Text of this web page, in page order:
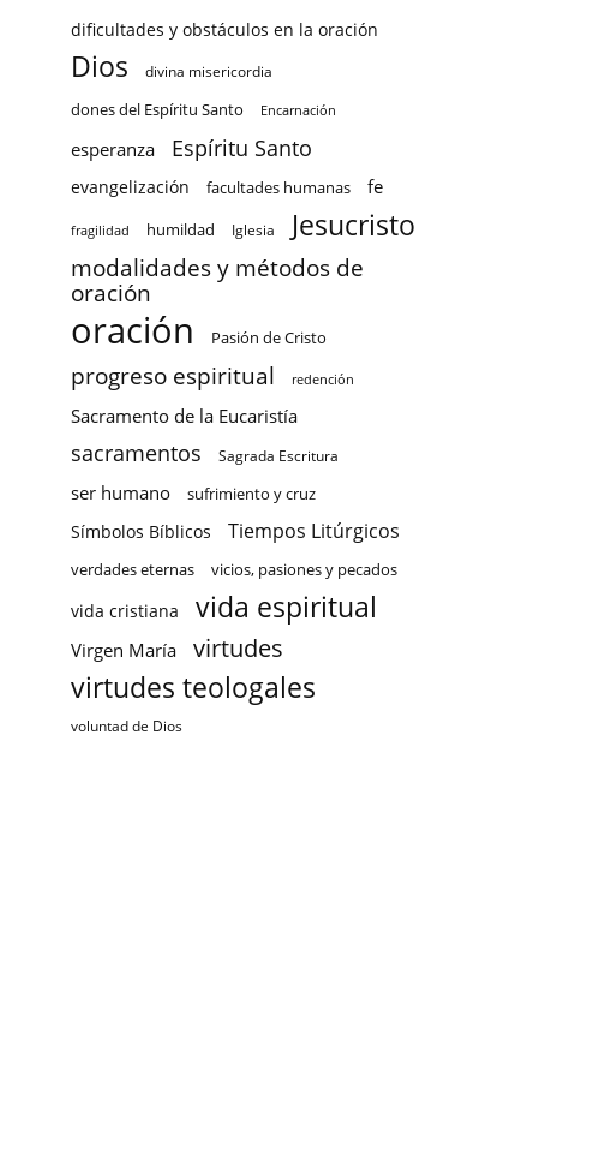
dificultades y obstáculos en la oración
Dios divina misericordia
dones del Espíritu Santo Encarnación
esperanza Espíritu Santo
evangelización facultades humanas fe
fragilidad humildad Iglesia Jesucristo
modalidades y métodos de
oración
oración Pasión de Cristo
progreso espiritual redención
Sacramento de la Eucaristía
sacramentos Sagrada Escritura
ser humano sufrimiento y cruz
Símbolos Bíblicos Tiempos Litúrgicos
verdades eternas vicios, pasiones y pecados
vida cristiana vida espiritual
Virgen María virtudes
virtudes teologales
voluntad de Dios